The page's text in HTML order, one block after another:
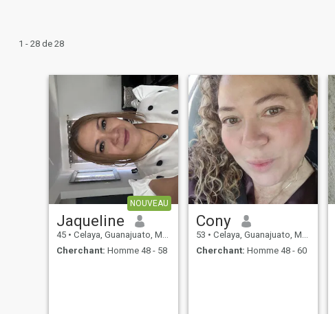
1 - 28 de 28
NOUVEAU
Jaqueline
45 • Celaya, Guanajuato, Mexique
Cherchant: Homme 48 - 58
Cony
53 • Celaya, Guanajuato, Mexique
Cherchant: Homme 48 - 60